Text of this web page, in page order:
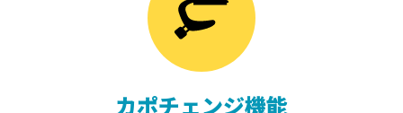
カポチェンジ機能